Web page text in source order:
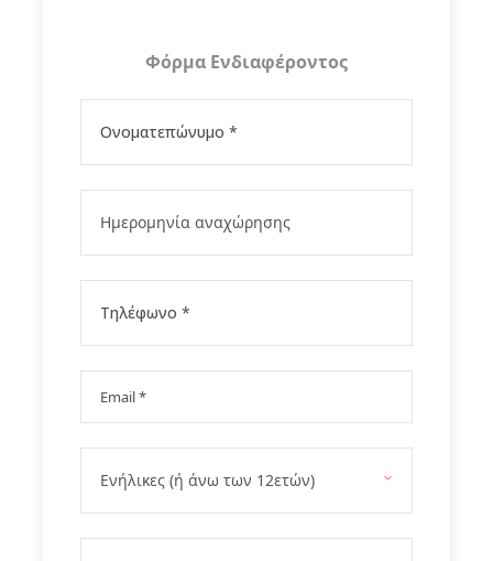
Φόρμα Ενδιαφέροντος
Πρόγραμμα
Αρεόπολη
– Γερολιμένας - Αρεόπολη